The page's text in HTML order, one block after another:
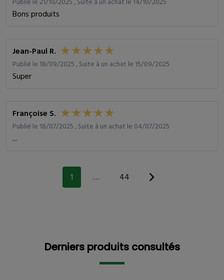
Bons produits
Jean-Paul R.
Publié le 18/09/2025 , Suite à un achat le 15/09/2025
Super
Françoise S.
Publié le 18/07/2025 , Suite à un achat le 04/07/2025
...
1 … 44
Derniers produits consultés